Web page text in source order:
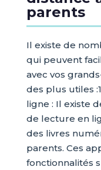
parents
Il existe de
qui peuvent
avec vos
des plus utiles
ligne : Il existe
de lecture en
des livres
parents. Ces
fonctionnalités